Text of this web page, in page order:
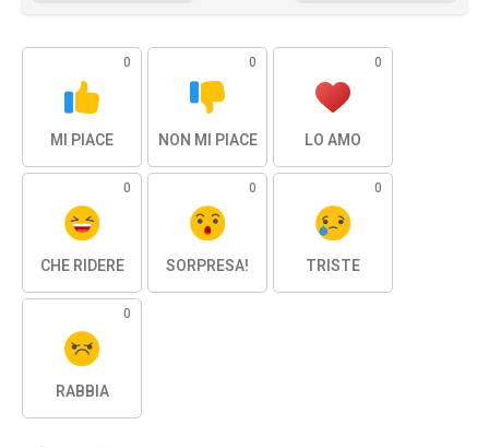
0
MI PIACE
0
NON MI PIACE
0
LO AMO
0
CHE RIDERE
0
SORPRESA!
0
TRISTE
0
RABBIA